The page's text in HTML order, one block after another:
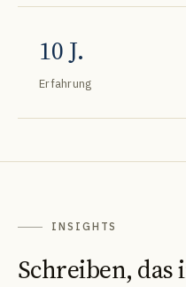
10 J.
Erfahrung
INSIGHTS
Schreiben,